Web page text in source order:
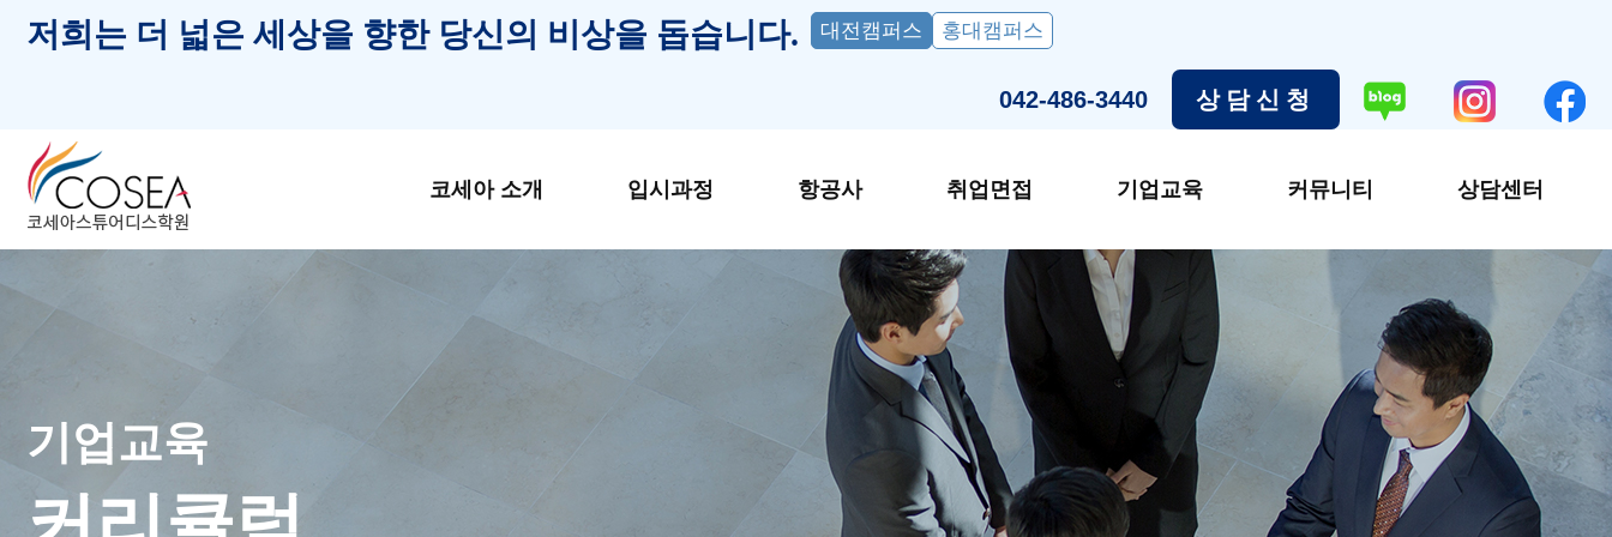
저희는 더 넓은 세상을 향한 당신의 비상을 돕습니다. 대전캠퍼스 홍대캠퍼스
042-486-3440 상담신청
코세아 소개 입시과정 항공사 취업면접 기업교육 커뮤니티 상담센터
기업교육